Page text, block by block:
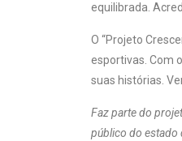
equilibrada.
O “Projeto
esportivas. Com
suas histórias.
Faz parte do
público do estado